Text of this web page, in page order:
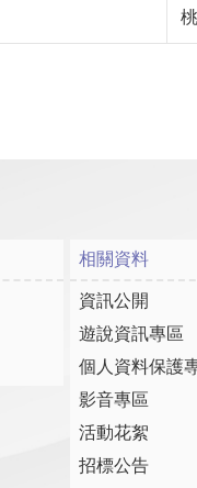
相關資料
資訊公開
遊說資訊專區
個人資料保護
影音專區
活動花絮
招標公告